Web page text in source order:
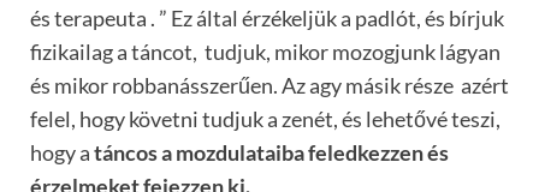
és terapeuta . ” Ez által érzékeljük a padlót, és bírjuk
fizikailag a táncot, tudjuk, mikor mozogjunk lágyan
és mikor robbanásszerűen. Az agy másik része azért
felel, hogy követni tudjuk a zenét, és lehetővé teszi,
hogy atáncos a mozdulataiba feledkezzen és
érzelmeket fejezzen ki.